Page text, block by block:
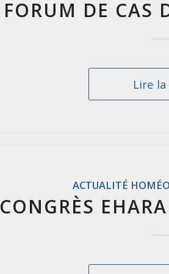
FORUM DE CAS
Lire
ACTUALITÉ
CONGRÈS